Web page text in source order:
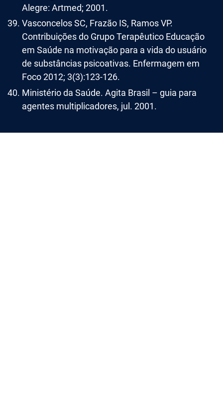
Alegre: Artmed; 2001.
Vasconcelos SC, Frazão IS, Ramos VP.
Contribuições do Grupo Terapêutico Educação
em Saúde na motivação para a vida do usuário
de substâncias psicoativas. Enfermagem em
Foco 2012; 3(3):123-126.
Ministério da Saúde. Agita Brasil – guia para
agentes multiplicadores, jul. 2001.